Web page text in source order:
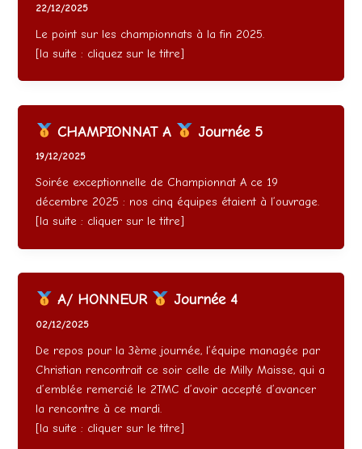
22/12/2025
Le point sur les championnats à la fin 2025.
[la suite : cliquez sur le titre]
CHAMPIONNAT A Journée 5
19/12/2025
Soirée exceptionnelle de Championnat A ce 19
décembre 2025 : nos cinq équipes étaient à l’ouvrage.
[la suite : cliquer sur le titre]
A/ HONNEUR Journée 4
02/12/2025
De repos pour la 3ème journée, l’équipe managée par
Christian rencontrait ce soir celle de Milly Maisse, qui a
d’emblée remercié le 2TMC d’avoir accepté d’avancer
la rencontre à ce mardi.
[la suite : cliquer sur le titre]